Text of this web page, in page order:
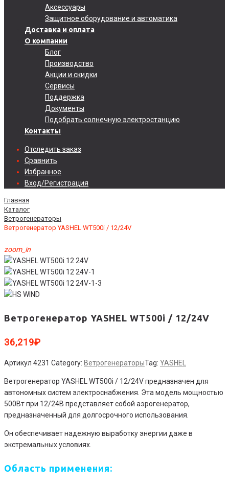
Аксессуары
Защитное оборудование и автоматика
Доставка и оплата
О компании
Блог
Производство
Акции и скидки
Сервисы
Поддержка
Документы
Подобрать солнечную электростанцию
Контакты
Отследить заказ
Сравнить
Избранное
Вход/Регистрация
Главная
Каталог
Ветрогенераторы
Ветрогенератор YASHEL WT500i / 12/24V
zoom_in
Ветрогенератор YASHEL WT500i / 12/24V
36,219₽
Артикул 4231 Category: ВетрогенераторыTag: YASHEL
Ветрогенератор YASHEL WT500i / 12/24V предназначен для
автономных систем электроснабжения. Эта модель мощностью
500Вт при 12/24В представляет собой аэрогенератор,
предназначенный для долгосрочного использования.
Он обеспечивает надежную выработку энергии даже в
экстремальных условиях.
Область применения: